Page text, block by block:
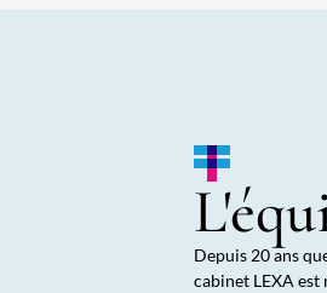
Depuis 20 ans
cabinet LEXA